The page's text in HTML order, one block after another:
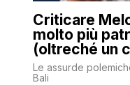
Criticare
molto più
(oltreché un
Le assurde
Bali